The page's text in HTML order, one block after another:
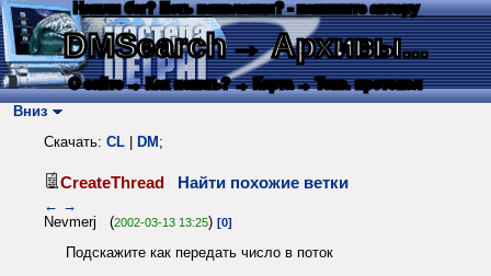
Нашли баг? Есть пожелания? - напишите автору
DMSearch→ Архивы...
О сайте → Как искать? → Карта → Текс. протокол
Вниз
Скачать: CL DM ;
CreateThread Найти похожие ветки
← →
Nevmerj (2002-03-13 13:25) [0]
Подскажите как передать число в поток